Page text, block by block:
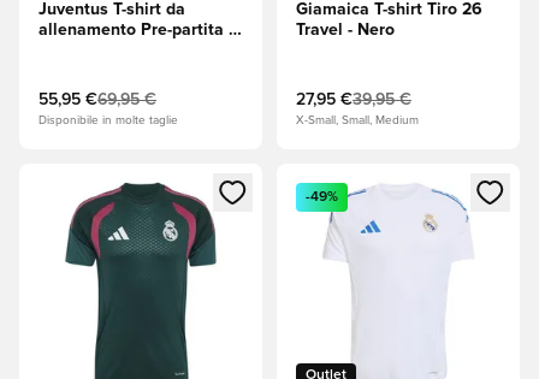
Juventus T-shirt da
allenamento Pre-partita -
55,95 €69,95 €
Disponibile in molte taglie
Giamaica T-shirt Tiro 26
Travel - Nero
27,95 €39,95 €
X-Small, Small, Medium
Apre una finestra modale per accedere o registrarsi come
Apre una finestra modale
Outlet
-49%